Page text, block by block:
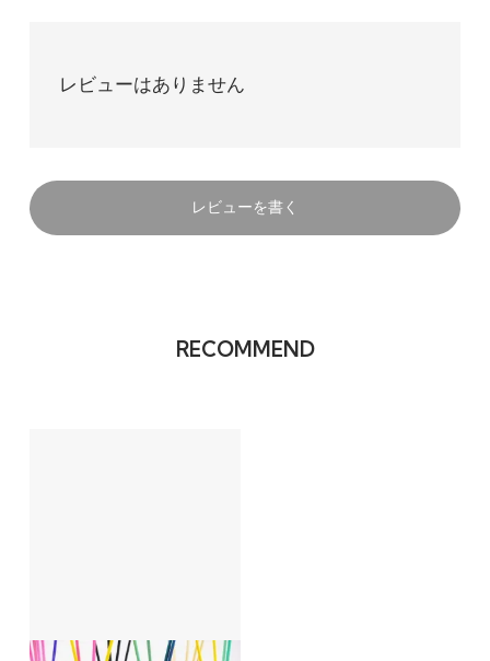
レビューはありません
レビューを書く
RECOMMEND